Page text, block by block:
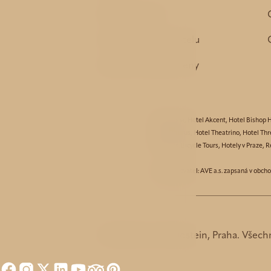
Historie a okolí hotelu
Garance nejnižší ceny
Hotel Akcent, Hotel Bishop
Hotel Theatrino, Hotel
Bicycle Tours, Hotely v Praze,
© Provozovatel: AVE a.s. zapsaná v
© 2026 Hotel Waldstein, Praha.